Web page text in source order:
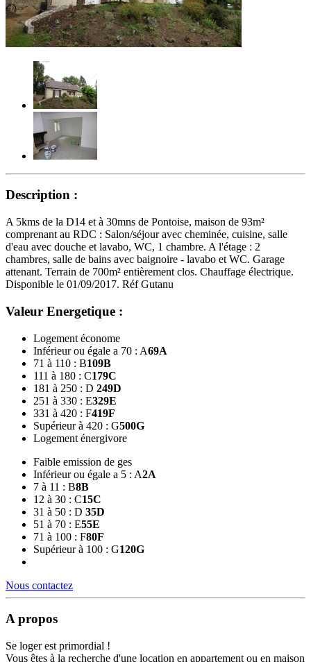
Description :
A 5kms de la D14 et à 30mns de Pontoise, maison de 93m²
comprenant au RDC : Salon/séjour avec cheminée, cuisine, salle
d'eau avec douche et lavabo, WC, 1 chambre. A l'étage : 2
chambres, salle de bains avec baignoire - lavabo et WC. Garage
attenant. Terrain de 700m² entièrement clos. Chauffage électrique.
Disponible le 01/09/2017. Réf Gutanu
Valeur Energetique :
Logement économe
Inférieur ou égale a 70 : A69A
71 à 110 : B109B
111 à 180 : C179C
181 à 250 : D 249D
251 à 330 : E329E
331 à 420 : F419F
Supérieur à 420 : G500G
Logement énergivore
Faible emission de ges
Inférieur ou égale a 5 : A2A
7 à 11 : B8B
12 à 30 : C15C
31 à 50 : D 35D
51 à 70 : E55E
71 à 100 : F80F
Supérieur à 100 : G120G
Nous contactez
A propos
Se loger est primordial !
Vous êtes à la recherche d'une location en appartement ou en maison